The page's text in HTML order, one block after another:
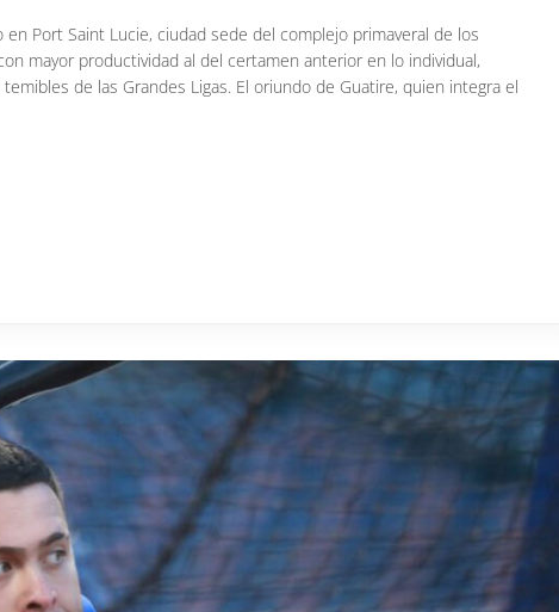
en Port Saint Lucie, ciudad sede del complejo primaveral de los
mayor productividad al del certamen anterior en lo individual,
de las Grandes Ligas. El oriundo de Guatire, quien integra el